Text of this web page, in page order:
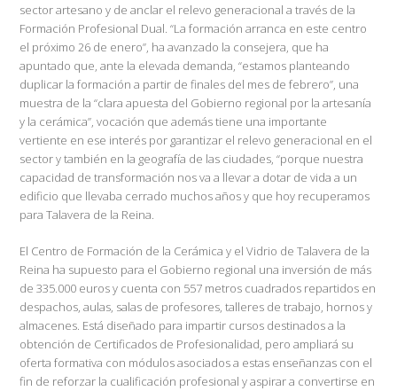
sector artesano y de anclar el relevo generacional a través de la
Formación Profesional Dual. “La formación arranca en este centro
el próximo 26 de enero”, ha avanzado la consejera, que ha
apuntado que, ante la elevada demanda, “estamos planteando
duplicar la formación a partir de finales del mes de febrero”, una
muestra de la “clara apuesta del Gobierno regional por la artesanía
y la cerámica”, vocación que además tiene una importante
vertiente en ese interés por garantizar el relevo generacional en el
sector y también en la geografía de las ciudades, “porque nuestra
capacidad de transformación nos va a llevar a dotar de vida a un
edificio que llevaba cerrado muchos años y que hoy recuperamos
para Talavera de la Reina.
El Centro de Formación de la Cerámica y el Vidrio de Talavera de la
Reina ha supuesto para el Gobierno regional una inversión de más
de 335.000 euros y cuenta con 557 metros cuadrados repartidos en
despachos, aulas, salas de profesores, talleres de trabajo, hornos y
almacenes. Está diseñado para impartir cursos destinados a la
obtención de Certificados de Profesionalidad, pero ampliará su
oferta formativa con módulos asociados a estas enseñanzas con el
fin de reforzar la cualificación profesional y aspirar a convertirse en